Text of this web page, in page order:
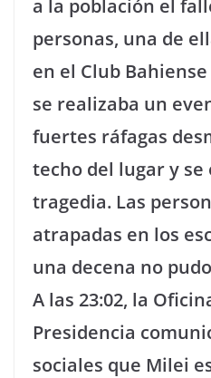
a la población el
personas, una de
en el Club
se realizaba un
fuertes ráfagas
techo del lugar y se
tragedia. Las
atrapadas en los
una decena no
A las 23:02, la
Presidencia
sociales que Milei